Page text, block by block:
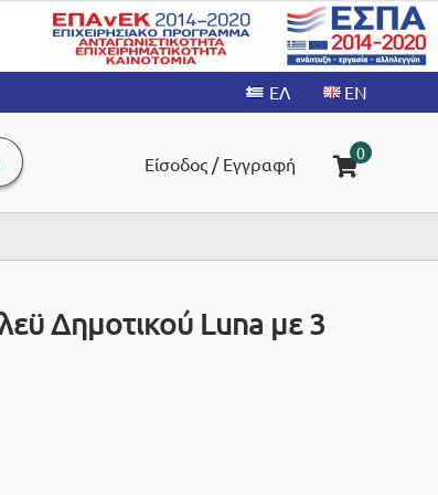
Είσοδος / Εγγραφή
0
Δημοτικού Luna με 3